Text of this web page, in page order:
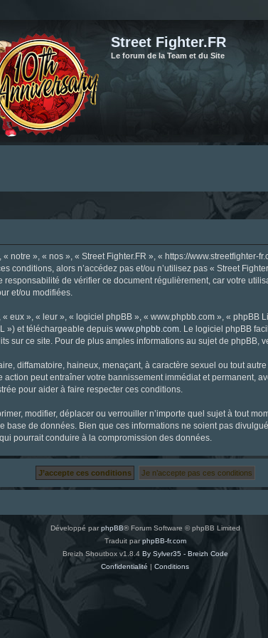
Street Fighter.FR
Le forum de la Team et du Site
notre », « nos », « Street Fighter.FR », « https://www.streetfighter-
conditions, alors n’accédez pas et/ou n’utilisez pas « Street
de vérifier ce document régulièrement, car votre
et/ou modifiées.
eux », « leur », « logiciel phpBB », « www.phpbb.com », «
») et téléchargeable depuis www.phpbb.com . Le logiciel phpBB
sur ce site. Pour de plus amples informations au sujet de phpBB,
diffamatoire, haineux, menaçant, à caractère sexuel ou tout
peut entraîner votre bannissement immédiat et permanent,
pour aider à faire respecter ces conditions.
modifier, déplacer ou verrouiller n’importe quel sujet à tout
de données. Bien que ces informations ne soient pas
pourrait conduire à la compromission des données.
Développé parphpBB® Forum Software © phpBB Limited
Traduit parphpBB-fr.com
Breizh Shoutbox v1.8.4 By Sylver35 - Breizh Code
Confidentialité | Conditions